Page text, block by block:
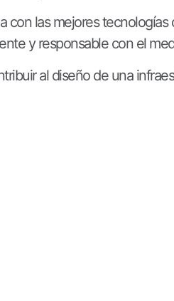
con las mejores
y responsable con el
al diseño de una